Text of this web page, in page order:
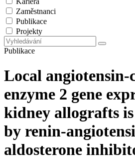
Zaměstnanci
Publikace
Projekty
Publikace
Local angiotensin-
enzyme 2 gene
kidney allografts
by renin-
aldosterone